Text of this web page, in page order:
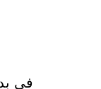
في